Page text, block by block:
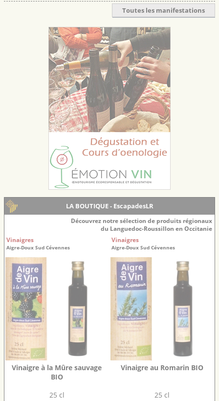
Toutes les manifestations
LA BOUTIQUE - EscapadesLR
Découvrez notre sélection de produits régionaux
du Languedoc-Roussillon en Occitanie
Vinaigres
Aigre-Doux Sud Cévennes
Vinaigre à la Mûre sauvage
BIO
25 cl
Vinaigres
Aigre-Doux Sud Cévennes
Vinaigre au Romarin BIO
25 cl